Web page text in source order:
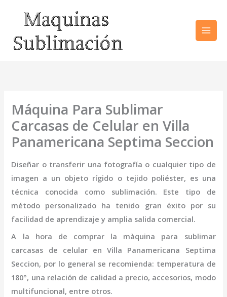
contenido
Máquina Para Sublimar
Carcasas de Celular en Villa
Panamericana Septima Seccion
Diseñar o transferir una fotografía o cualquier tipo de
imagen a un objeto rígido o tejido poliéster, es una
técnica conocida como sublimación. Este tipo de
método personalizado ha tenido gran éxito por su
facilidad de aprendizaje y amplia salida comercial.
A la hora de comprar la màquina para sublimar
carcasas de celular en Villa Panamericana Septima
Seccion, por lo general se recomienda: temperatura de
180°, una relación de calidad a precio, accesorios, modo
multifuncional, entre otros.